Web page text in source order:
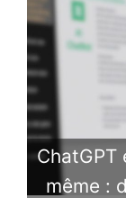
ChatGPT
même :